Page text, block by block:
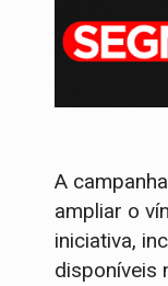
A
ampliar o
iniciativa,
disponíveis